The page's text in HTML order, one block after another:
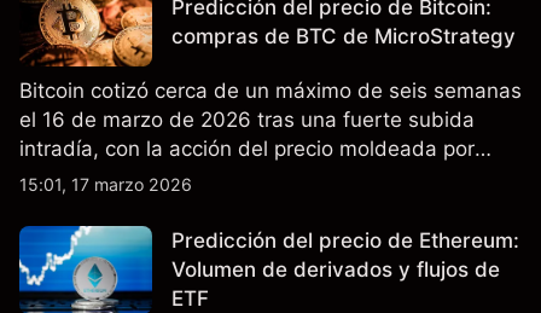
Predicción del precio de Bitcoin:
compras de BTC de MicroStrategy
Bitcoin cotizó cerca de un máximo de seis semanas
el 16 de marzo de 2026 tras una fuerte subida
intradía, con la acción del precio moldeada por
tensión geopolítica, liquidaciones de posiciones
15:01, 17 marzo 2026
Predicción del precio de Ethereum:
Volumen de derivados y flujos de
ETF